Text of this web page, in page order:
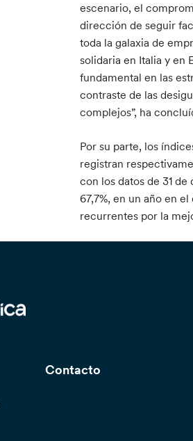
escenario, el
dirección de seguir
toda la galaxia de
solidaria en Italia y en
fundamental en las
contraste de las
complejos”, ha
Por su parte, los
registran
con los datos de 31
67,7%, en un año en
recurrentes por la
Contacto